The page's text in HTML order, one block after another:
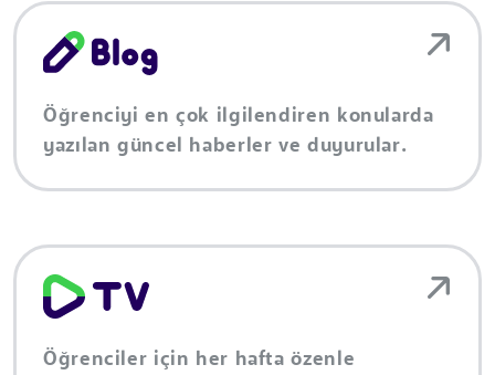
Öğrenciyi en çok ilgilendiren konularda
yazılan güncel haberler ve duyurular.
Öğrenciler için her hafta özenle